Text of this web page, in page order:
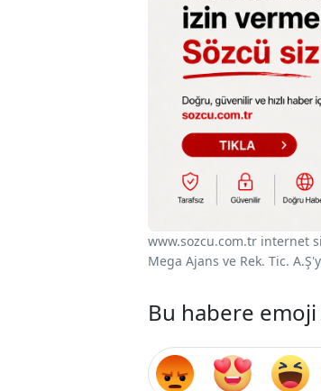
www.sozcu.com.tr internet
Mega Ajans ve Rek. Tic.
Bu habere